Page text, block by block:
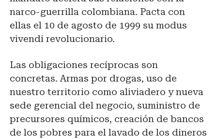
narco-guerrilla colombiana. Pacta con
ellas el 10 de agosto de 1999 su modus
vivendi revolucionario.
Las obligaciones recíprocas son
concretas. Armas por drogas, uso de
nuestro territorio como aliviadero y nueva
sede gerencial del negocio, suministro de
precursores químicos, creación de bancos
de los pobres para el lavado de los dineros